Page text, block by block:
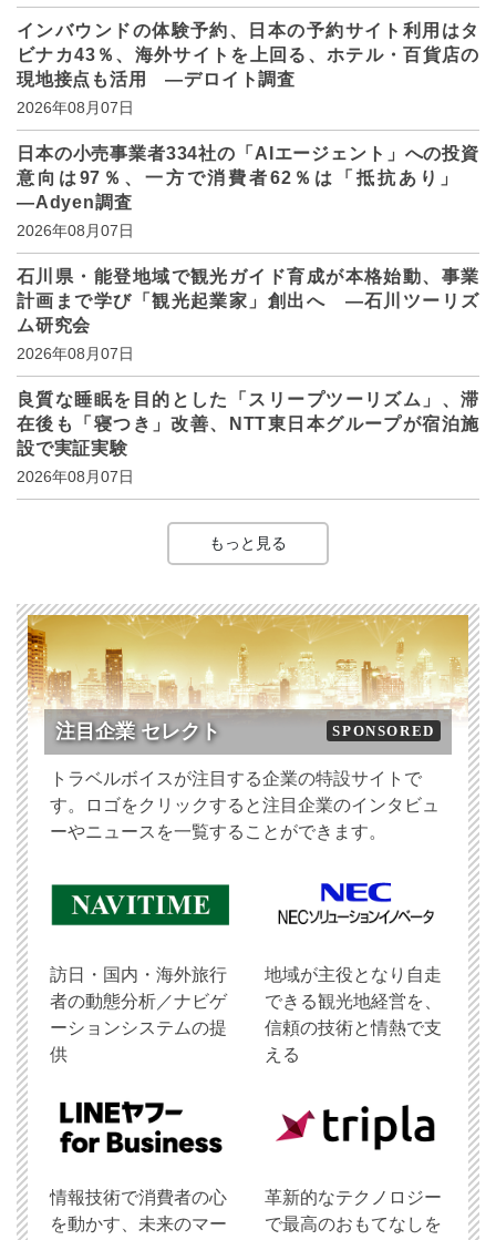
インバウンドの体験予約、日本の予約サイト利用はタ
ビナカ43％、海外サイトを上回る、ホテル・百貨店の
現地接点も活用 ―デロイト調査
2026年08月07日
日本の小売事業者334社の「AIエージェント」への投資
意向は97％、一方で消費者62％は「抵抗あり」
―Adyen調査
2026年08月07日
石川県・能登地域で観光ガイド育成が本格始動、事業
計画まで学び「観光起業家」創出へ ―石川ツーリズ
ム研究会
2026年08月07日
良質な睡眠を目的とした「スリープツーリズム」、滞
在後も「寝つき」改善、NTT東日本グループが宿泊施
設で実証実験
2026年08月07日
もっと見る
注目企業 セレクト SPONSORED
トラベルボイスが注目する企業の特設サイトで
す。ロゴをクリックすると注目企業のインタビュ
ーやニュースを一覧することができます。
訪日・国内・海外旅行
者の動態分析／ナビゲ
ーションシステムの提
供
地域が主役となり自走
できる観光地経営を、
信頼の技術と情熱で支
える
情報技術で消費者の心
を動かす、未来のマー
革新的なテクノロジー
で最高のおもてなしを